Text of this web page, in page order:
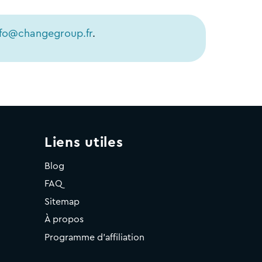
.
Liens utiles
Blog
FAQ
Sitemap
À propos
Programme d'affiliation